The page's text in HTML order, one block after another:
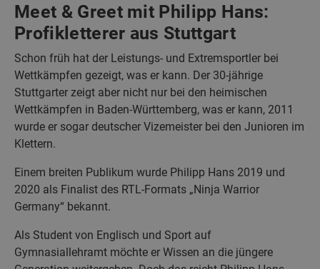
Meet & Greet mit Philipp Hans:
Profikletterer aus Stuttgart
Schon früh hat der Leistungs- und Extremsportler bei
Wettkämpfen gezeigt, was er kann. Der 30-jährige
Stuttgarter zeigt aber nicht nur bei den heimischen
Wettkämpfen in Baden-Württemberg, was er kann, 2011
wurde er sogar deutscher Vizemeister bei den Junioren im
Klettern.
Einem breiten Publikum wurde Philipp Hans 2019 und
2020 als Finalist des RTL-Formats „Ninja Warrior
Germany“ bekannt.
Als Student von Englisch und Sport auf
Gymnasiallehramt möchte er Wissen an die jüngere